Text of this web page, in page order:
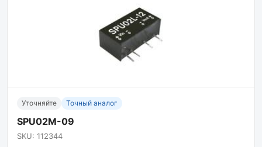
Уточняйте Точный аналог
SPU02M-09
SKU: 112344